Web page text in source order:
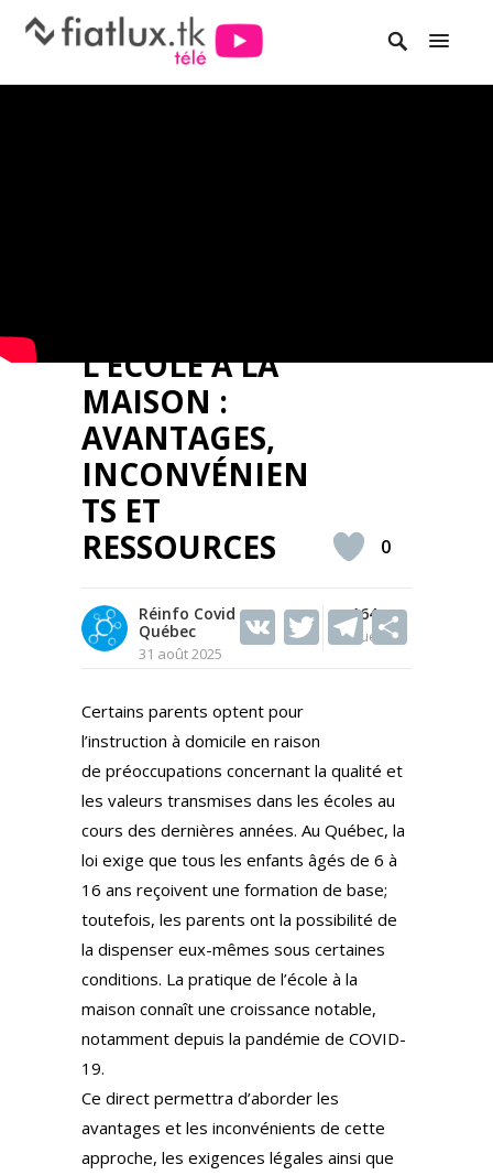
L’ÉCOLE À LA
MAISON :
AVANTAGES,
INCONVÉNIEN
TS ET
RESSOURCES
Réinfo Covid
Québec
31 août 2025
164
Vues
V T T
a
m
0
Certains parents optent pour
l’instruction à domicile en raison
de préoccupations concernant la qualité et
les valeurs transmises dans les écoles au
cours des dernières années. Au Québec, la
loi exige que tous les enfants âgés de 6 à
16 ans reçoivent une formation de base;
toutefois, les parents ont la possibilité de
la dispenser eux-mêmes sous certaines
conditions. La pratique de l’école à la
maison connaît une croissance notable,
notamment depuis la pandémie de COVID-
19.
Ce direct permettra d’aborder les
avantages et les inconvénients de cette
approche, les exigences légales ainsi que